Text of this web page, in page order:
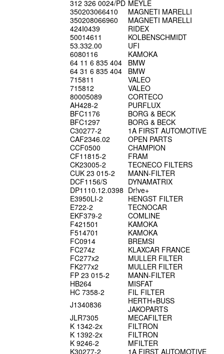
312 326 0024/PD MEYLE
350203066410
MAGNETI MARELLI
350208066960
MAGNETI MARELLI
424I0439
RIDEX
50014611
KOLBENSCHMIDT
53.332.00
UFI
6080116
KAMOKA
64 11 6 835 404
BMW
64 31 6 835 404
BMW
715811
VALEO
715812
VALEO
80005089
CORTECO
AH428-2
PURFLUX
BFC1176
BORG & BECK
BFC1297
BORG & BECK
C30277-2
1A FIRST AUTOMOTIVE
CAF2346.02
OPEN PARTS
CCF0500
CHAMPION
CF11815-2
FRAM
CK23005-2
TECNECO FILTERS
CUK 23 015-2
MANN-FILTER
DCF1156/S
DYNAMATRIX
DP1110.12.0398 Dr!ve+
E3950LI-2
HENGST FILTER
E722-2
TECNOCAR
EKF379-2
COMLINE
F421501
KAMOKA
F514701
KAMOKA
FC0914
BREMSI
FC274z
KLAXCAR FRANCE
FC277x2
MULLER FILTER
FK277x2
MULLER FILTER
FP 23 015-2
MANN-FILTER
HB264
MISFAT
HC 7358-2
FIL FILTER
J1340836
HERTH+BUSS
JAKOPARTS
JLR7305
MECAFILTER
K 1342-2x
FILTRON
K 1392-2x
FILTRON
K 9246-2
MFILTER
K30277-2
1A FIRST AUTOMOTIVE